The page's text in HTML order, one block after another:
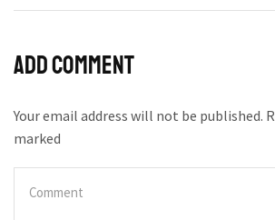
Add comment
Your email address will not be published.
marked